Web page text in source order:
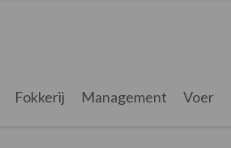
Fokkerij Management Voer